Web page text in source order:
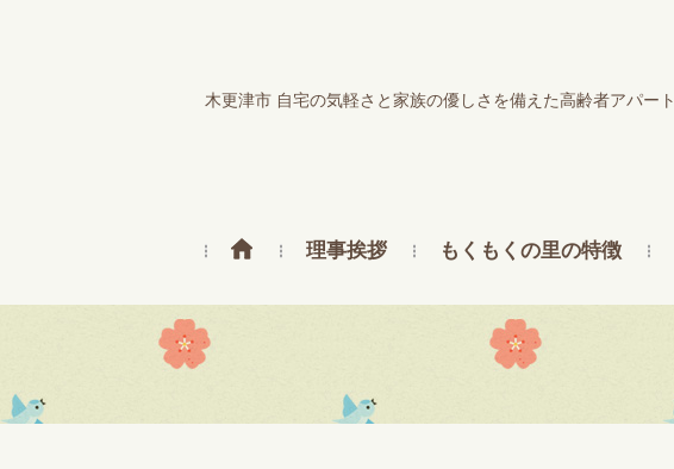
木更津市 自宅の気軽さと家族の優しさを備えた高齢者アパート
理事挨拶 もくもくの里の特徴